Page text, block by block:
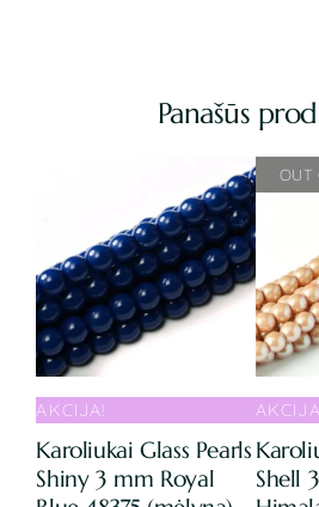
Panašūs
AKCIJA!
Karoliukai Glass Pearls
Shiny 3 mm Royal
Shell